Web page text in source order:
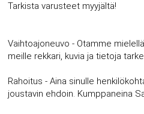
Tarkista varusteet myyjältä!
Vaihtoajoneuvo - Otamme
meille rekkari, kuvia ja tietoja
Rahoitus - Aina sinulle
joustavin ehdoin. Kumppaneina